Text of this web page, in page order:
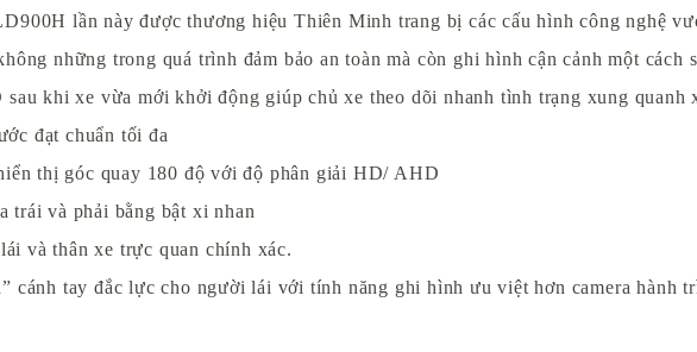
lần này được thương hiệu Thiên Minh trang bị các cấu hình công nghệ
những trong quá trình đảm bảo an toàn mà còn ghi hình cận cảnh một cách
khi xe vừa mới khởi động giúp chủ xe theo dõi nhanh tình trạng xung quanh
đạt chuẩn tối đa
thị góc quay 180 độ với độ phân giải HD/ AHD
trái và phải bằng bật xi nhan
và thân xe trực quan chính xác.
cánh tay đắc lực cho người lái với tính năng ghi hình ưu việt hơn camera hành